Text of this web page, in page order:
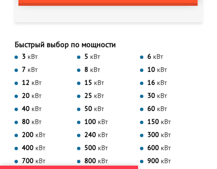
Быстрый выбор по мощности
3 кВт 5 кВт 6 кВт
7 кВт 8 кВт 10 кВт
12 кВт 15 кВт 16 кВт
20 кВт 25 кВт 30 кВт
40 кВт 50 кВт 60 кВт
80 кВт 100 кВт 150 кВт
200 кВт 240 кВт 300 кВт
400 кВт 500 кВт 600 кВт
700 кВт 800 кВт 900 кВт